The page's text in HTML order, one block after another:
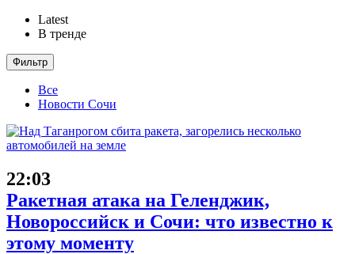
Latest
В тренде
Фильтр
Все
Новости Сочи
22:03
Ракетная атака на Геленджик,
Новороссийск и Сочи: что известно к
этому моменту